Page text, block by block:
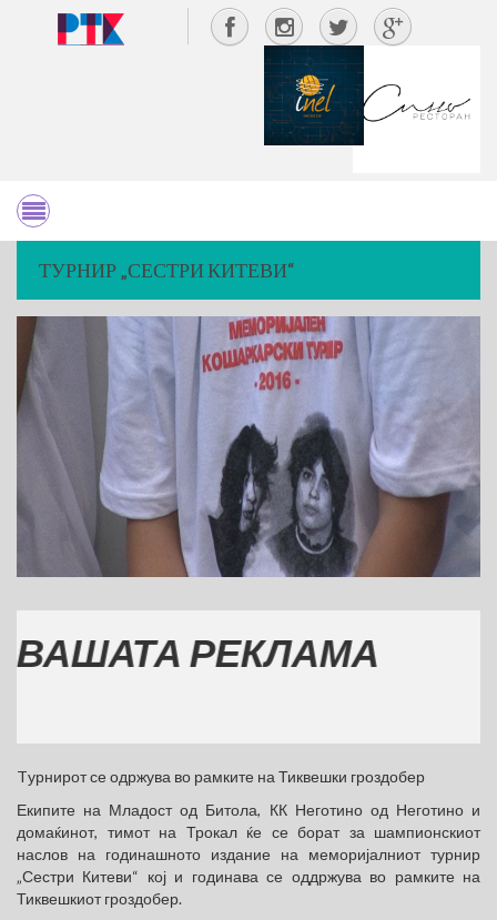
ТУРНИР „СЕСТРИ КИТЕВИ“
РЕКЛАМА
Tурнирот се одржува во рамките на Тиквешки гроздобер
Екипите на Младост од Битола, КК Неготино од Неготино и
домаќинот, тимот на Трокал ќе се борат за шампионскиот
наслов на годинашното издание на меморијалниот турнир
„Сестри Китеви“ кој и годинава се оддржува во рамките на
Тиквешкиот гроздобер.